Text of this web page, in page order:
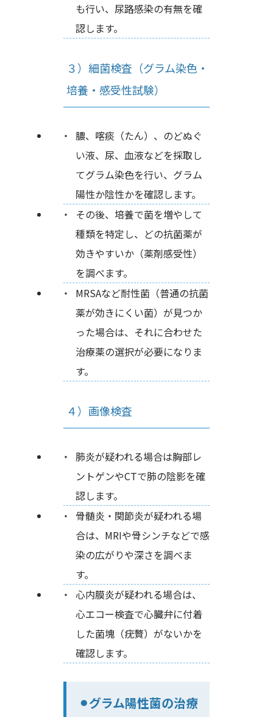
も行い、尿路感染の有無を確
認します。
３）細菌検査（グラム染色・
培養・感受性試験）
膿、喀痰（たん）、のどぬぐ
い液、尿、血液などを採取し
てグラム染色を行い、グラム
陽性か陰性かを確認します。
その後、培養で菌を増やして
種類を特定し、どの抗菌薬が
効きやすいか（薬剤感受性）
を調べます。
MRSAなど耐性菌（普通の抗菌
薬が効きにくい菌）が見つか
った場合は、それに合わせた
治療薬の選択が必要になりま
す。
４）画像検査
肺炎が疑われる場合は胸部レ
ントゲンやCTで肺の陰影を確
認します。
骨髄炎・関節炎が疑われる場
合は、MRIや骨シンチなどで感
染の広がりや深さを調べま
す。
心内膜炎が疑われる場合は、
心エコー検査で心臓弁に付着
した菌塊（疣贅）がないかを
確認します。
⚫︎グラム陽性菌の治療